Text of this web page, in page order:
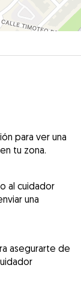
para ver una
tu zona.
al cuidador
una
asegurarte de